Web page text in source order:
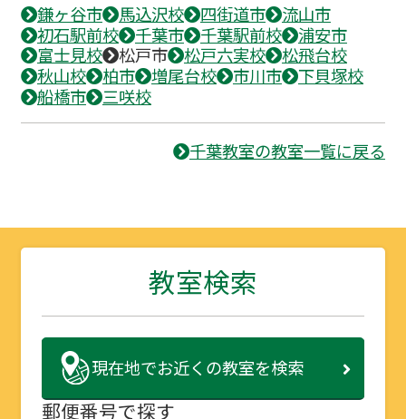
鎌ヶ谷市 馬込沢校 四街道市
流山市
初石駅前校
千葉市 千葉駅前校
浦安市
富士見校
松戸市 松戸六実校
松飛台校
秋山校
柏市 増尾台校 市川市
下貝塚校
船橋市
三咲校
千葉教室の教室一覧に戻る
教室検索
現在地でお近くの教室を検索
郵便番号で探す